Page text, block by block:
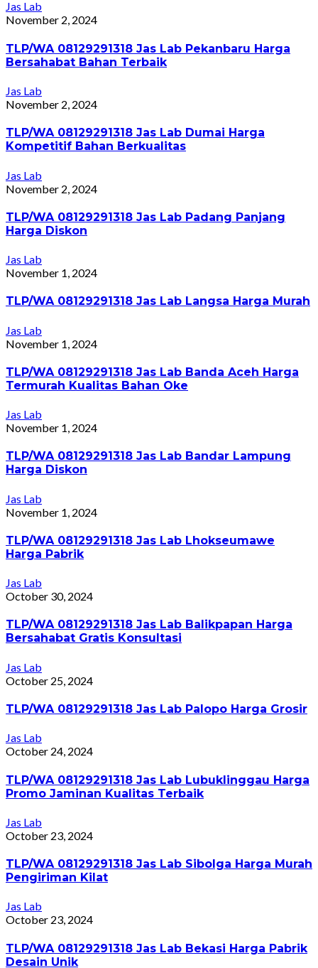
Jas Lab
November 2, 2024
TLP/WA 08129291318 Jas Lab Pekanbaru Harga
Bersahabat Bahan Terbaik
Jas Lab
November 2, 2024
TLP/WA 08129291318 Jas Lab Dumai Harga
Kompetitif Bahan Berkualitas
Jas Lab
November 2, 2024
TLP/WA 08129291318 Jas Lab Padang Panjang
Harga Diskon
Jas Lab
November 1, 2024
TLP/WA 08129291318 Jas Lab Langsa Harga Murah
Jas Lab
November 1, 2024
TLP/WA 08129291318 Jas Lab Banda Aceh Harga
Termurah Kualitas Bahan Oke
Jas Lab
November 1, 2024
TLP/WA 08129291318 Jas Lab Bandar Lampung
Harga Diskon
Jas Lab
November 1, 2024
TLP/WA 08129291318 Jas Lab Lhokseumawe
Harga Pabrik
Jas Lab
October 30, 2024
TLP/WA 08129291318 Jas Lab Balikpapan Harga
Bersahabat Gratis Konsultasi
Jas Lab
October 25, 2024
TLP/WA 08129291318 Jas Lab Palopo Harga Grosir
Jas Lab
October 24, 2024
TLP/WA 08129291318 Jas Lab Lubuklinggau Harga
Promo Jaminan Kualitas Terbaik
Jas Lab
October 23, 2024
TLP/WA 08129291318 Jas Lab Sibolga Harga Murah
Pengiriman Kilat
Jas Lab
October 23, 2024
TLP/WA 08129291318 Jas Lab Bekasi Harga Pabrik
Desain Unik